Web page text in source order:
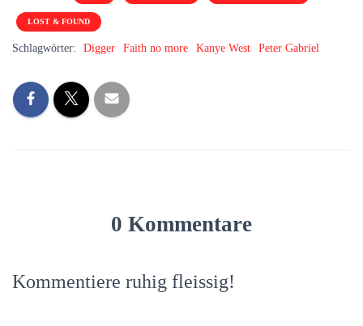
LOST & FOUND
Schlagwörter: Digger Faith no more Kanye West Peter Gabriel
0 Kommentare
Kommentiere ruhig fleissig!